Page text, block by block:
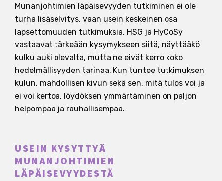
Munanjohtimien läpäisevyyden tutkiminen ei ole
turha lisäselvitys, vaan usein keskeinen osa
lapsettomuuden tutkimuksia. HSG ja HyCoSy
vastaavat tärkeään kysymykseen siitä, näyttääkö
kulku auki olevalta, mutta ne eivät kerro koko
hedelmällisyyden tarinaa. Kun tuntee tutkimuksen
kulun, mahdollisen kivun sekä sen, mitä tulos voi ja
ei voi kertoa, löydöksen ymmärtäminen on paljon
helpompaa ja rauhallisempaa.
USEIN KYSYTTYÄ
MUNANJOHTIMIEN
LÄPÄISEVYYDESTÄ